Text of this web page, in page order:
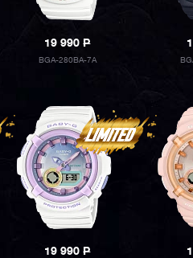
19 990P
BGA-280BA-7A
19 990P